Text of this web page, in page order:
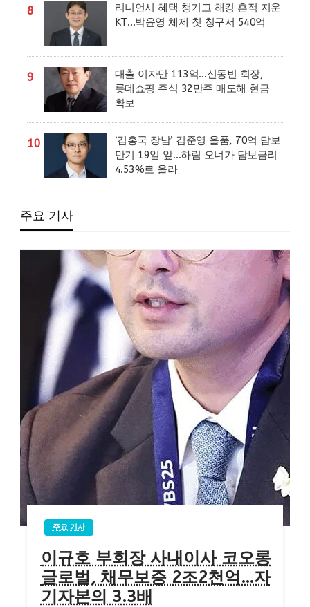
8
리니언시 혜택 챙기고 해킹 흔적 지운
KT…박윤영 체제 첫 청구서 540억
9
대출 이자만 113억…신동빈 회장,
롯데쇼핑 주식 32만주 매도해 현금
확보
10
‘김홍국 장남’ 김준영 올품, 70억 담보
만기 19일 앞…하림 오너가 담보금리
4.53%로 올라
주요 기사
주요 기사
이규호 부회장 사내이사 코오롱
글로벌, 채무보증 2조2천억…자
기자본의 3.3배